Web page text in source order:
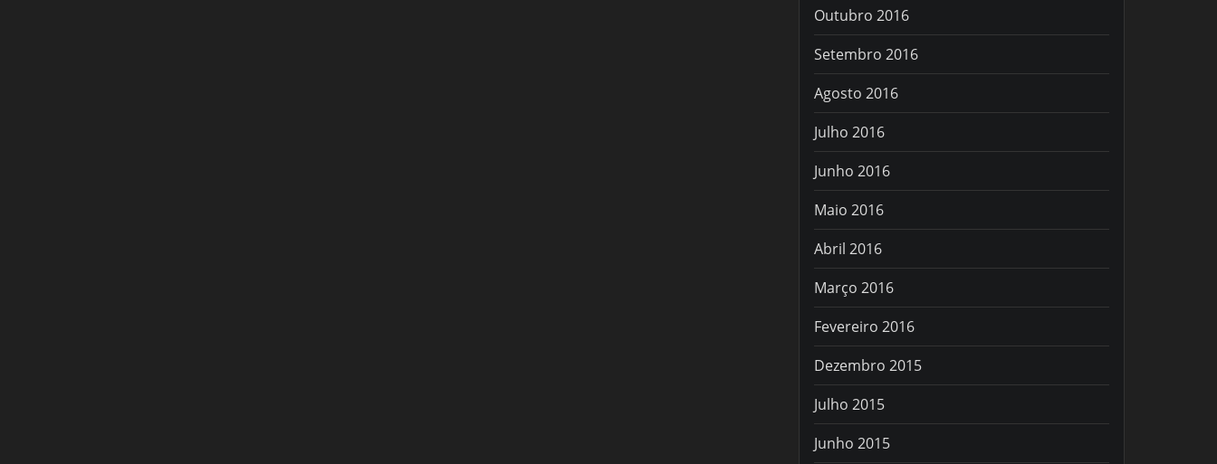
Outubro 2016
Setembro 2016
Agosto 2016
Julho 2016
Junho 2016
Maio 2016
Abril 2016
Março 2016
Fevereiro 2016
Dezembro 2015
Julho 2015
Junho 2015